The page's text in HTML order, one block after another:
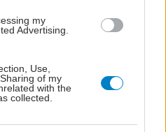
my
Advertising.
Use,
of my
with the
collected.
Το οικογενειακό
ιστορικό παίζει ρόλο
για καρκίνο μαστού
[μελέτη]
FDA: Έγκριση